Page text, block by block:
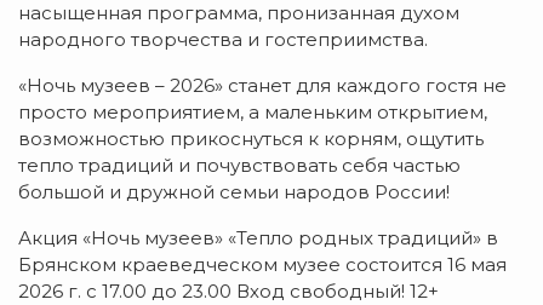
насыщенная программа, пронизанная духом
народного творчества и гостеприимства.
«Ночь музеев – 2026» станет для каждого гостя не
просто мероприятием, а маленьким открытием,
возможностью прикоснуться к корням, ощутить
тепло традиций и почувствовать себя частью
большой и дружной семьи народов России!
Акция «Ночь музеев» «Тепло родных традиций» в
Брянском краеведческом музее состоится 16 мая
2026 г. с 17.00 до 23.00 Вход свободный! 12+